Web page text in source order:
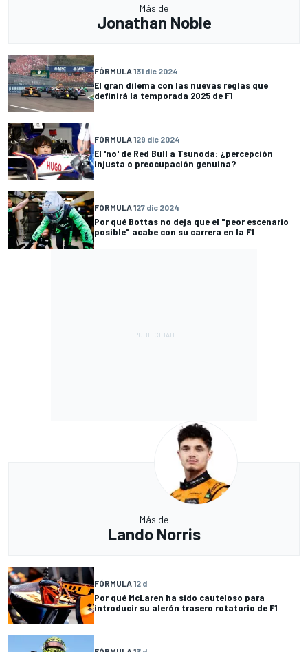
Más de
Jonathan Noble
FÓRMULA 131 dic 2024
El gran dilema con las nuevas reglas que
definirá la temporada 2025 de F1
FÓRMULA 129 dic 2024
El 'no' de Red Bull a Tsunoda: ¿percepción
injusta o preocupación genuina?
FÓRMULA 127 dic 2024
Por qué Bottas no deja que el "peor escenario
posible" acabe con su carrera en la F1
Más de
Lando Norris
FÓRMULA 12 d
Por qué McLaren ha sido cauteloso para
introducir su alerón trasero rotatorio de F1